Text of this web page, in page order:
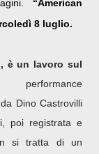
“American
8 luglio.
è un lavoro sul
Dino Castrovilli
poi registrata e
si tratta di un